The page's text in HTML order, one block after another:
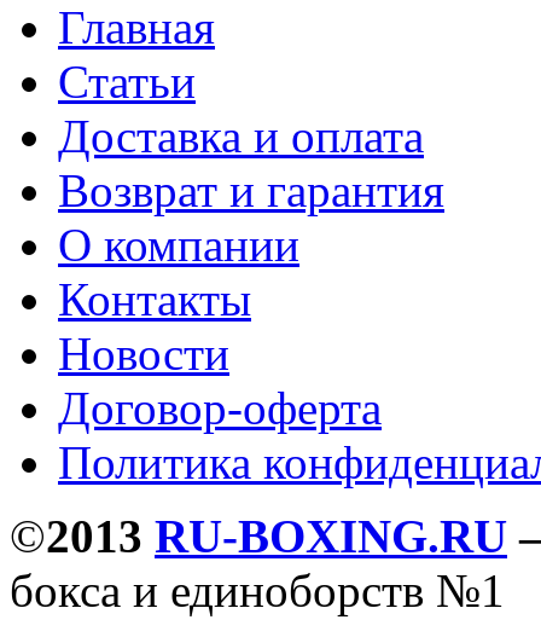
Главная
Статьи
Доставка и оплата
Возврат и гарантия
О компании
Контакты
Новости
Договор-оферта
Политика
©2013 RU-BOXING.RU
бокса и единоборств №1